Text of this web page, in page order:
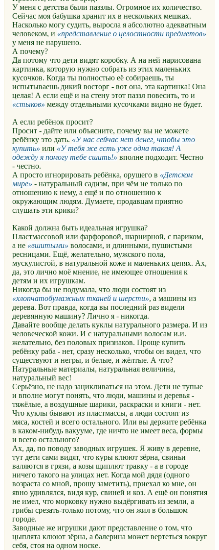
У меня с детства были паззлы. Огромное их количество.
Сейчас моя бабушка хранит их в нескольких мешках.
Насколько могу судить, выросла я абсолютно адекватным
человеком, и
представление о целостности предметов
у меня не нарушено.
А почему?
Да потому что дети видят коробку. А на ней нарисована
картинка, которую нужно собрать из этих маленьких
кусочков. Когда ты полностью её собираешь, ты
испытываешь дикий восторг - вот она, эта картинка! Она
целая! А если ещё и на стену этот паззл повесить, то и
стыков
между отдельными кусочками видно не будет.
А если ребёнок просит?
Просит - дайте или объясните, почему вы не можете
ребёнку это дать.
У нас сейчас нет денег, чтобы это
купить
или
У тебя же есть уже одна такая! А
одежду я помогу тебе сшить!
вполне подходит. Честно
- честно.
А просто игнорировать ребёнка, орущего в
Детском
мире
- натуральный садизм, при чём не только по
отношению к нему, а ещё и по отношению к
окружающим людям. Думаете, продавцам приятно
слушать эти крики?
Какой должна быть идеальная игрушка?
Пластмассовой или фарфоровой, шарнирной, с париком,
а не
вшитыми
волосами, и длинными, пушистыми
ресницами. Ещё, желательно, мужского пола,
мускулистой, в натуральной коже и маленьких цепях. Ах,
да, это лично моё мнение, не имеющее отношения к
детям и их игрушкам.
Никогда бы не подумала, что люди состоят из
хлопчатобумажных тканей и шерсти , а машины из
дерева. Вот правда, когда вы последний раз видели
деревянную машину? Лично я - никогда.
Давайте вообще делать куклы натурального размера. И из
человеческой кожи. И с натуральными волосам и.и.
желательно, без половых признаков. Проще купить
ребёнку раба - нет, сразу несколько, чтобы он видел, что
существуют и негры, и белые, и жёлтые. А что?
Натуральные материалы, натуральная величина,
натуральный вес!
Серьёзно, не надо зацикливаться на этом. Дети не тупые
и вполне могут понять, что люди, машины и деревья -
тяжёлые, а воздушные шарики, раскраски и книги - нет.
Что куклы бывают из пластмассы, а люди состоят из
мяса, костей и всего остального. Или вы держите ребёнка
в каком-нибудь вакууме, где ничто не имеет веса, формы
и всего остального?
Ах, да, по поводу заводных игрушек. Я живу в деревне,
тут дети сами видят, что куры клюют зёрна, свиньи
валяются в грязи, а козы щиплют травку - а в городе
ничего такого на улицах нет. Когда мой дядя (одного
возраста со мной, прошу заметить), приехал ко мне, он
явно удивлялся, видя кур, свиней и коз. А ещё он понятия
не имел, что морковку нужно выдёргивать из земли, а
грибы срезать-только потому, что он жил в большом
городе.
Заводные же игрушки дают представление о том, что
цыплята клюют зёрна, а балерина может вертеться вокруг
себя, стоя на одном носке.